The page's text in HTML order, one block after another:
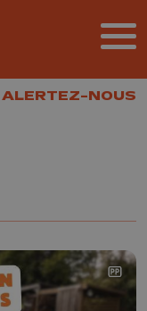
NOUS
ALERTEZ-NOUS